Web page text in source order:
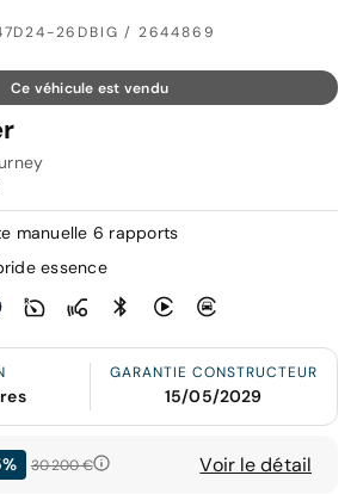
26DBIG / 2644869
Ce véhicule est vendu
manuelle 6 rapports
essence
GARANTIE CONSTRUCTEUR
15/05/2029
30 200 € Voir le détail